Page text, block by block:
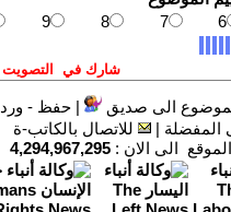
الى صديق |حفظ - ورد
المفضلة |
للاتصال بالكاتب-ة
الى الان : 4,294,967,295